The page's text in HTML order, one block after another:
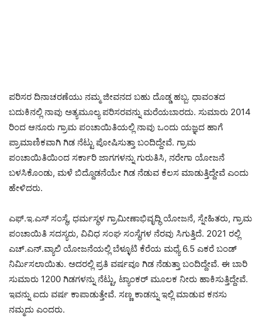
ಪರಿಸರ ದಿನಾಚರಣೆಯು ನಮ್ಮ ಜೀವನದ ಬಹು ದೊಡ್ಡ ಹಬ್ಬ. ಧಾವಂತದ
ಬದುಕಿನಲ್ಲಿ ನಾವು ಅತ್ಯಮೂಲ್ಯ ಪರಿಸರವನ್ನು ಮರೆಯಬಾರದು. ಸುಮಾರು 2014
ರಿಂದ ಆನೂರು ಗ್ರಾಮ ಪಂಚಾಯಿತಿಯಲ್ಲಿ ನಾವು ಒಂದು ಯಜ್ಞದ ಹಾಗೆ
ಪ್ರಾಮಾಣಿಕವಾಗಿ ಗಿಡ ನೆಟ್ಟು ಪೋಷಿಸುತ್ತಾ ಬಂದಿದ್ದೇವೆ. ಗ್ರಾಮ
ಪಂಚಾಯಿತಿಯಿಂದ ಸರ್ಕಾರಿ ಜಾಗಗಳನ್ನು ಗುರುತಿಸಿ, ನರೇಗಾ ಯೋಜನೆ
ಬಳಸಿಕೊಂಡು, ಮಳೆ ಬಿದ್ದೊಡನೆಯೇ ಗಿಡ ನೆಡುವ ಕೆಲಸ ಮಾಡುತ್ತಿದ್ದೇವೆ ಎಂದು
ಹೇಳಿದರು.
ಎಫ್.ಇ.ಎಸ್ ಸಂಸ್ಥೆ, ಧರ್ಮಸ್ಥಳ ಗ್ರಾಮೀಣಾಭಿವೃದ್ಧಿ ಯೋಜನೆ, ಸ್ನೇಹಿತರು, ಗ್ರಾಮ
ಪಂಚಾಯಿತಿ ಸದಸ್ಯರು, ವಿವಿಧ ಸಂಘ ಸಂಸ್ಥೆಗಳ ನೆರವು ಸಿಗುತ್ತಿದೆ. 2021 ರಲ್ಲಿ
ಎಚ್.ಎನ್.ವ್ಯಾಲಿ ಯೋಜನೆಯಲ್ಲಿ ಬೆಳ್ಳೂಟಿ ಕೆರೆಯ ಮಧ್ಯೆ 6.5 ಎಕರೆ ಬಂಡ್
ನಿರ್ಮಿಸಲಾಯಿತು. ಅದರಲ್ಲಿ ಪ್ರತಿ ವರ್ಷವೂ ಗಿಡ ನೆಡುತ್ತಾ ಬಂದಿದ್ದೇವೆ. ಈ ಬಾರಿ
ಸುಮಾರು 1200 ಗಿಡಗಳನ್ನು ನೆಟ್ಟು, ಟ್ಯಾಂಕರ್ ಮೂಲಕ ನೀರು ಹಾಕಿಸುತ್ತಿದ್ದೇವೆ.
ಇವನ್ನು ಐದು ವರ್ಷ ಕಾಪಾಡುತ್ತೇವೆ. ಸಣ್ಣ ಕಾಡನ್ನು ಇಲ್ಲಿ ಮಾಡುವ ಕನಸು
ನಮ್ಮದು ಎಂದರು.